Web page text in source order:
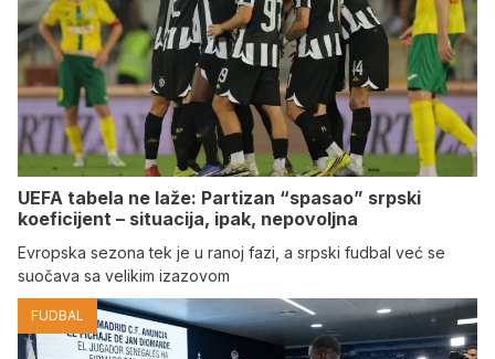
UEFA tabela ne laže: Partizan “spasao” srpski
koeficijent – situacija, ipak, nepovoljna
Evropska sezona tek je u ranoj fazi, a srpski fudbal već se
suočava sa velikim izazovom
FUDBAL